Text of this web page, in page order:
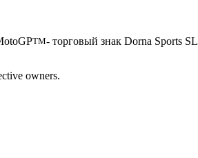
TM- торговый знак Dorna Sports SL
owners.